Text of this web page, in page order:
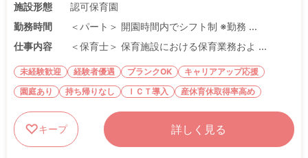
施設形態
認可保育園
勤務時間
＜パート＞ 開園時間内でシフト制 ※勤務 ...
仕事内容
＜保育士＞ 保育施設における保育業務およ ...
未経験歓迎 経験者優遇 ブランクOK
キャリアアップ応援
園庭あり
持ち帰りなし ＩＣＴ導入 産休育休取得率高め
キープ 詳しく見る